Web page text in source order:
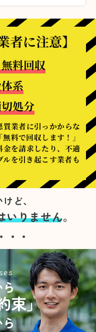
者に注意】
料回収
系
処分
業者に引っかからな
料で回収します！」
金を請求したり、不適
を引き起こす業者も
ど、
いりません。
・・・
束」